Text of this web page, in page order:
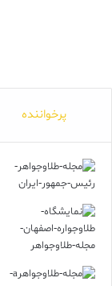
پرخواننده